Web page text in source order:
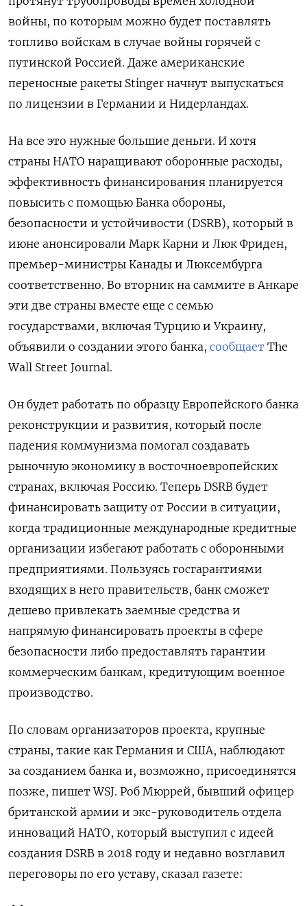
войны, по которым можно будет поставлять
топливо войскам в случае войны горячей с
путинской Россией. Даже американские
переносные ракеты Stinger начнут выпускаться
по лицензии в Германии и Нидерландах.
На все это нужные большие деньги. И хотя
страны НАТО наращивают оборонные расходы,
эффективность финансирования планируется
повысить с помощью Банка обороны,
безопасности и устойчивости (DSRB), который в
июне анонсировали Марк Карни и Люк Фриден,
премьер-министры Канады и Люксембурга
соответственно. Во вторник на саммите в Анкаре
эти две страны вместе еще с семью
государствами, включая Турцию и Украину,
объявили о создании этого банка, сообщает The
Wall Street Journal.
Он будет работать по образцу Европейского банка
реконструкции и развития, который после
падения коммунизма помогал создавать
рыночную экономику в восточноевропейских
странах, включая Россию. Теперь DSRB будет
финансировать защиту от России в ситуации,
когда традиционные международные кредитные
организации избегают работать с оборонными
предприятиями. Пользуясь госгарантиями
входящих в него правительств, банк сможет
дешево привлекать заемные средства и
напрямую финансировать проекты в сфере
безопасности либо предоставлять гарантии
коммерческим банкам, кредитующим военное
производство.
По словам организаторов проекта, крупные
страны, такие как Германия и США, наблюдают
за созданием банка и, возможно, присоединятся
позже, пишет WSJ. Роб Мюррей, бывший офицер
британской армии и экс-руководитель отдела
инноваций НАТО, который выступил с идеей
создания DSRB в 2018 году и недавно возглавил
переговоры по его уставу, сказал газете: